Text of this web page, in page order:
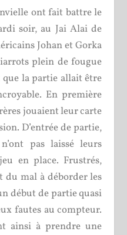
ont fait battre le
soir, au Jai Alai de
Johan et Gorka
plein de fougue
que la partie allait être
En première
jouaient leur carte
D’entrée de partie,
pas laissé leurs
en place. Frustrés,
du mal à déborder les
début de partie quasi
fautes au compteur.
ainsi à prendre une